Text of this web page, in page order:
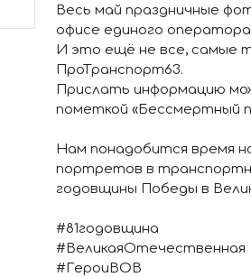
Весь май праздничные
офисе единого
И это ещё не все, самые
ПроТранспорт63.
Прислать информацию
пометкой «Бессмертный
Нам понадобится время
портретов в
годовщины Победы в
#81годовщина
#ВеликаяОтечественная
#ГероиВОВ